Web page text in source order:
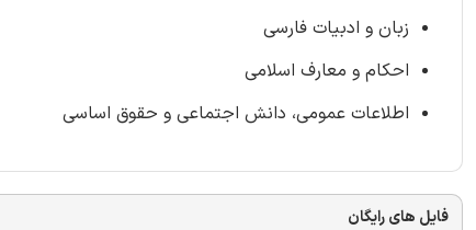
زبان و ادبیات فارسی
احکام و معارف اسلامی
اطلاعات عمومی، دانش اجتماعی و حقوق اساسی
فایل های رایگان